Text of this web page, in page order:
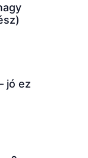
jó ez